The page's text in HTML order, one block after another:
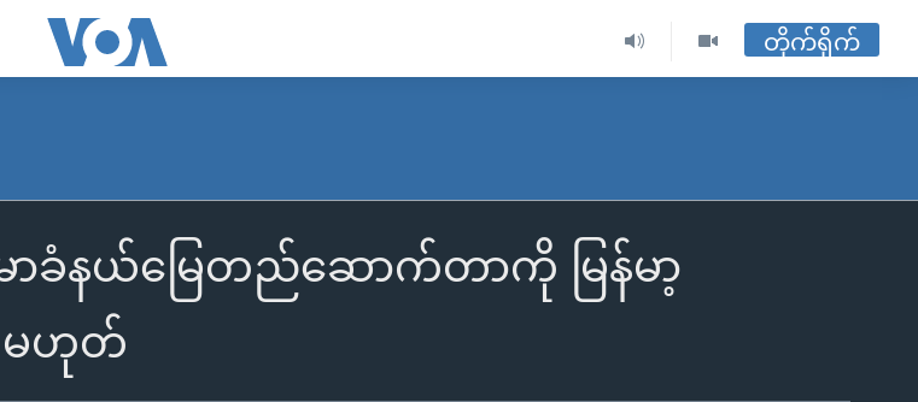
တိုက်ရိုက်
ခံနယ်မြေတည်ဆောက်တာကို မြန်မာ့
မဟုတ်